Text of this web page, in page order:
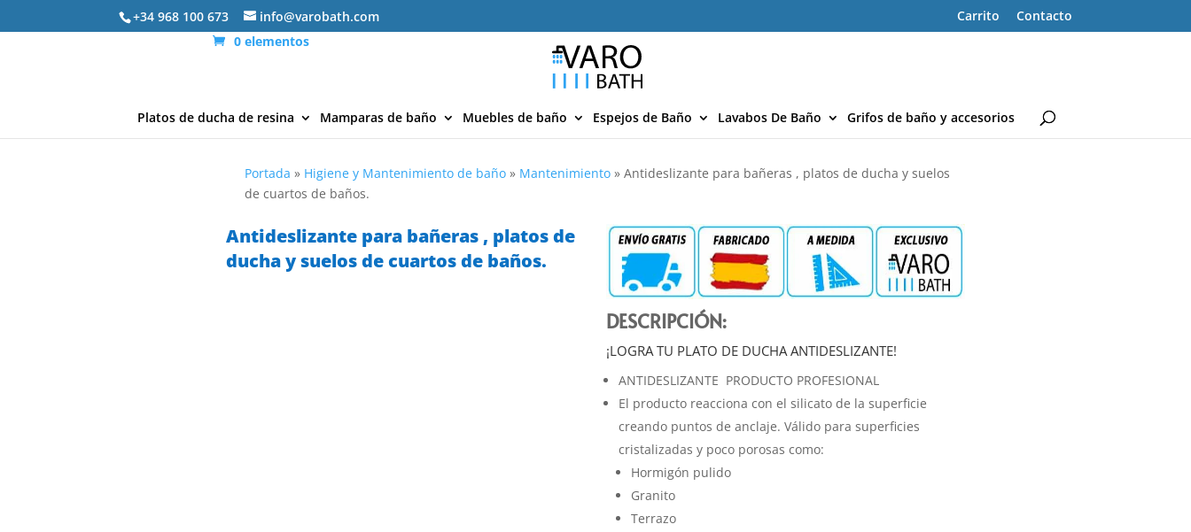
+34 968 100 673 info@varobath.com Carrito
Contacto
0 elementos
Platos de ducha de resina Mamparas de baño Muebles de baño Espejos de Baño Lavabos De Baño Grifos de baño y accesorios
Portada » Higiene y Mantenimiento de baño » Mantenimiento »Antideslizante para bañeras , platos de ducha y suelos
de cuartos de baños.
Antideslizante para bañeras , platos de
ducha y suelos de cuartos de baños.
DESCRIPCIÓN:
¡LOGRA TU PLATO DE DUCHA ANTIDESLIZANTE!
ANTIDESLIZANTE PRODUCTO PROFESIONAL
El producto reacciona con el silicato de la superficie
creando puntos de anclaje. Válido para superficies
cristalizadas y poco porosas como:
Hormigón pulido
Granito
Terrazo